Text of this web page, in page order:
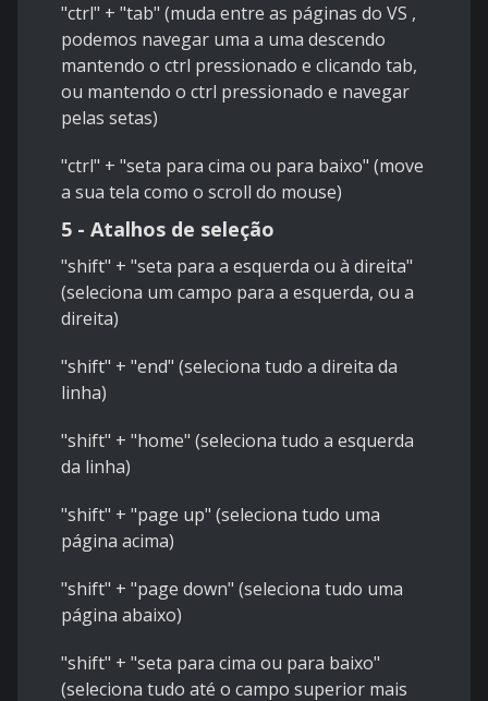
"ctrl" + "tab" (muda entre as páginas do VS ,
podemos navegar uma a uma descendo
mantendo o ctrl pressionado e clicando tab,
ou mantendo o ctrl pressionado e navegar
pelas setas)
"ctrl" + "seta para cima ou para baixo" (move
a sua tela como o scroll do mouse)
5 - Atalhos de seleção
"shift" + "seta para a esquerda ou à direita"
(seleciona um campo para a esquerda, ou a
direita)
"shift" + "end" (seleciona tudo a direita da
linha)
"shift" + "home" (seleciona tudo a esquerda
da linha)
"shift" + "page up" (seleciona tudo uma
página acima)
"shift" + "page down" (seleciona tudo uma
página abaixo)
"shift" + "seta para cima ou para baixo"
(seleciona tudo até o campo superior mais